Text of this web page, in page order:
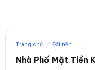
Trang chủ / Đất nền
Nhà Phố Mặt Tiền